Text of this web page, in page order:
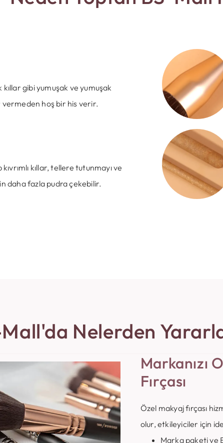
gibi yumuşak ve yumuşak
hoş bir his verir.
kıllar, tellere tutunmayı ve
daha fazla pudra çekebilir.
Nelerden
Markanızı
Fırçası
Özel makyaj fırçası
olur, etkileyiciler için
Marka paketi ve